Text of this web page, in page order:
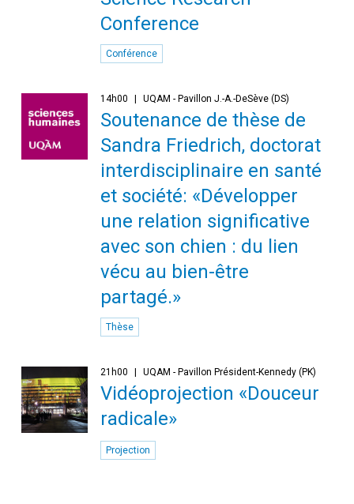
Conference
Conférence
14h00 UQAM - Pavillon J.-A.-DeSève (DS)
Soutenance de thèse de
Sandra Friedrich, doctorat
interdisciplinaire en santé
et société: «Développer
une relation significative
avec son chien : du lien
vécu au bien-être
partagé.»
Thèse
21h00 UQAM - Pavillon Président-Kennedy (PK)
Vidéoprojection «Douceur
radicale»
Projection